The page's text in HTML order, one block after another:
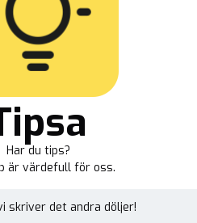
Har du tips?
är värdefull för oss.
skriver det andra döljer!